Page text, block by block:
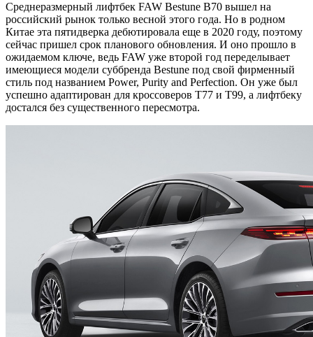
Среднеразмерный лифтбек FAW Bestune B70 вышел на
российский рынок только весной этого года. Но в родном
Китае эта пятидверка дебютировала еще в 2020 году, поэтому
сейчас пришел срок планового обновления. И оно прошло в
ожидаемом ключе, ведь FAW уже второй год переделывает
имеющиеся модели суббренда Bestune под свой фирменный
стиль под названием Power, Purity and Perfection. Он уже был
успешно адаптирован для кроссоверов T77 и T99, а лифтбеку
достался без существенного пересмотра.